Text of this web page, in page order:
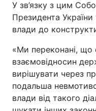
У зв’язку з цим
Президента
влади до
«Ми переконані, що
взаємовідносин
вирішувати через
подальша
влади від такого